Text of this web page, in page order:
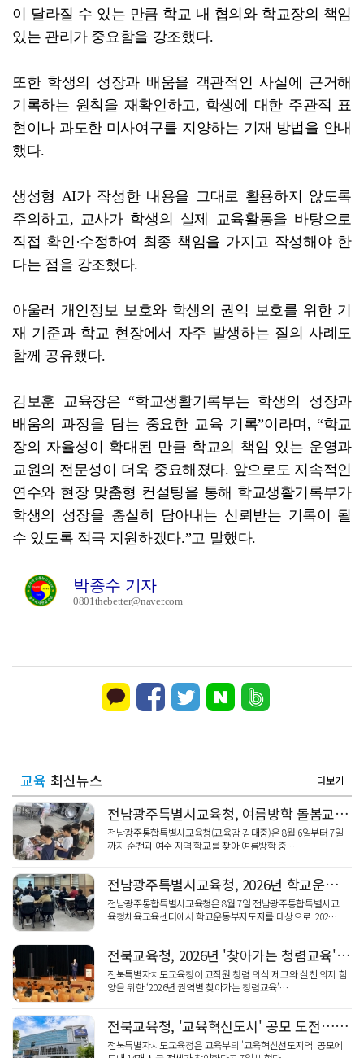
이 달라질 수 있는 만큼 학교 내 협의와 학교장의 책임
있는 관리가 중요함을 강조했다.
또한 학생의 성장과 배움을 객관적인 사실에 근거해
기록하는 원칙을 재확인하고, 학생에 대한 주관적 표
현이나 과도한 미사여구를 지양하는 기재 방법을 안내
했다.
생성형 AI가 작성한 내용을 그대로 활용하지 않도록
주의하고, 교사가 학생의 실제 교육활동을 바탕으로
직접 확인·수정하여 최종 책임을 가지고 작성해야 한
다는 점을 강조했다.
아울러 개인정보 보호와 학생의 권익 보호를 위한 기
재 기준과 학교 현장에서 자주 발생하는 질의 사례도
함께 공유했다.
김보훈 교육장은 “학교생활기록부는 학생의 성장과
배움의 과정을 담는 중요한 교육 기록”이라며, “학교
장의 자율성이 확대된 만큼 학교의 책임 있는 운영과
교원의 전문성이 더욱 중요해졌다. 앞으로도 지속적인
연수와 현장 맞춤형 컨설팅을 통해 학교생활기록부가
학생의 성장을 충실히 담아내는 신뢰받는 기록이 될
수 있도록 적극 지원하겠다.”고 말했다.
박종수 기자
0801thebetter@naver.com
교육 최신뉴스 더보기
전남광주특별시교육청, 여름방학 돌봄교실 '안전관리' 현장 점검
전남광주통합특별시교육청(교육감 김대중)은 8월 6일부터 7일
까지 순천과 여수 지역 학교를 찾아 여름방학 중 …
전남광주특별시교육청, 2026년 학교운동부지도자 '핵심 역량' 맞춤 연수
전남광주통합특별시교육청은 8월 7일 전남광주통합특별시교
육청체육교육센터에서 학교운동부지도자를 대상으로 '202…
전북교육청, 2026년 '찾아가는 청렴교육' 5개 권역 2천명 성료
전북특별자치도교육청이 교직원 청렴 의식 제고와 실천 의지 함
양을 위한 ‘2026년 권역별 찾아가는 청렴교육’…
전북교육청, '교육혁신도시' 공모 도전…14개 시군
전북특별자치도교육청은 교육부의 '교육혁신선도지역' 공모에